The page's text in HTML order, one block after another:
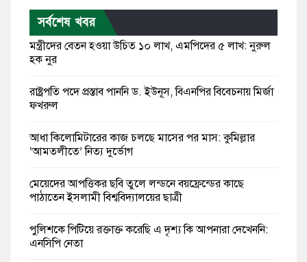
সর্বশেষ খবর
মন্ত্রীদের বেতন হওয়া উচিত ১০ লাখ, এমপিদের ৫ লাখ: নুরুল
হক নুর
রাষ্ট্রপতি পদে প্রস্তাব পাননি ড. ইউনূস, বিএনপির বিবেচনায় মির্জা
ফখরুল
আধা কিলোমিটারের কাজ চলছে মাসের পর মাস: কুমিল্লার
‘আমতলীতে’ নিত্য দুর্ভোগ
মেয়েদের আপত্তিকর ছবি তুলে লন্ডনে বয়ফ্রেন্ডের কাছে
পাঠাতেন ইসলামী বিশ্ববিদ্যালয়ের ছাত্রী
পুলিশকে পিটিয়ে রক্তাক্ত করেছি এ দৃশ্য কি আপনারা দেখেননি:
এনসিপি নেতা